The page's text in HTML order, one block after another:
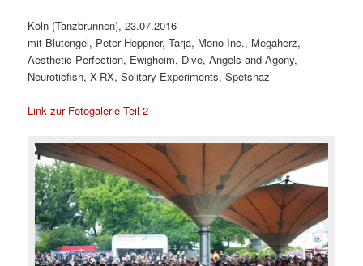
Köln (Tanzbrunnen), 23.07.2016
mit Blutengel, Peter Heppner, Tarja, Mono Inc., Megaherz,
Aesthetic Perfection, Ewigheim, Dive, Angels and Agony,
Neuroticfish, X-RX, Solitary Experiments, Spetsnaz
Link zur Fotogalerie Teil 2